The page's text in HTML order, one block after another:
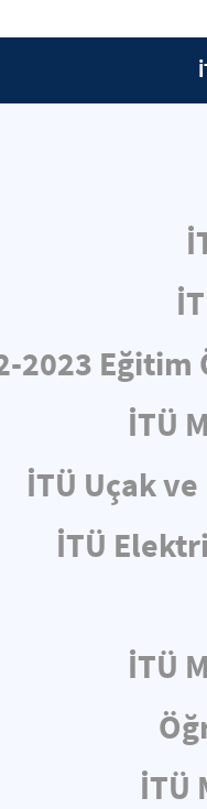
2023 Eğitim
İTÜ
İTÜ Uçak
İTÜ
İTÜ
İTÜ